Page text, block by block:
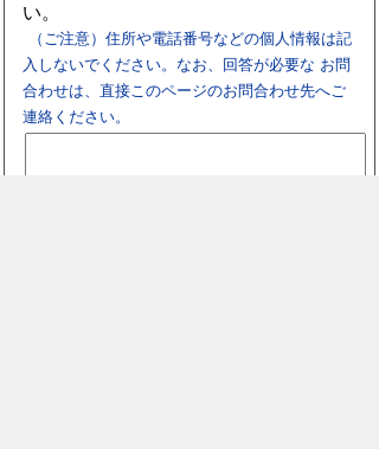
い。
（ご注意）住所や電話番号などの個人情報は記
入しないでください。なお、回答が必要な お問
合わせは、直接このページのお問合わせ先へご
連絡ください。